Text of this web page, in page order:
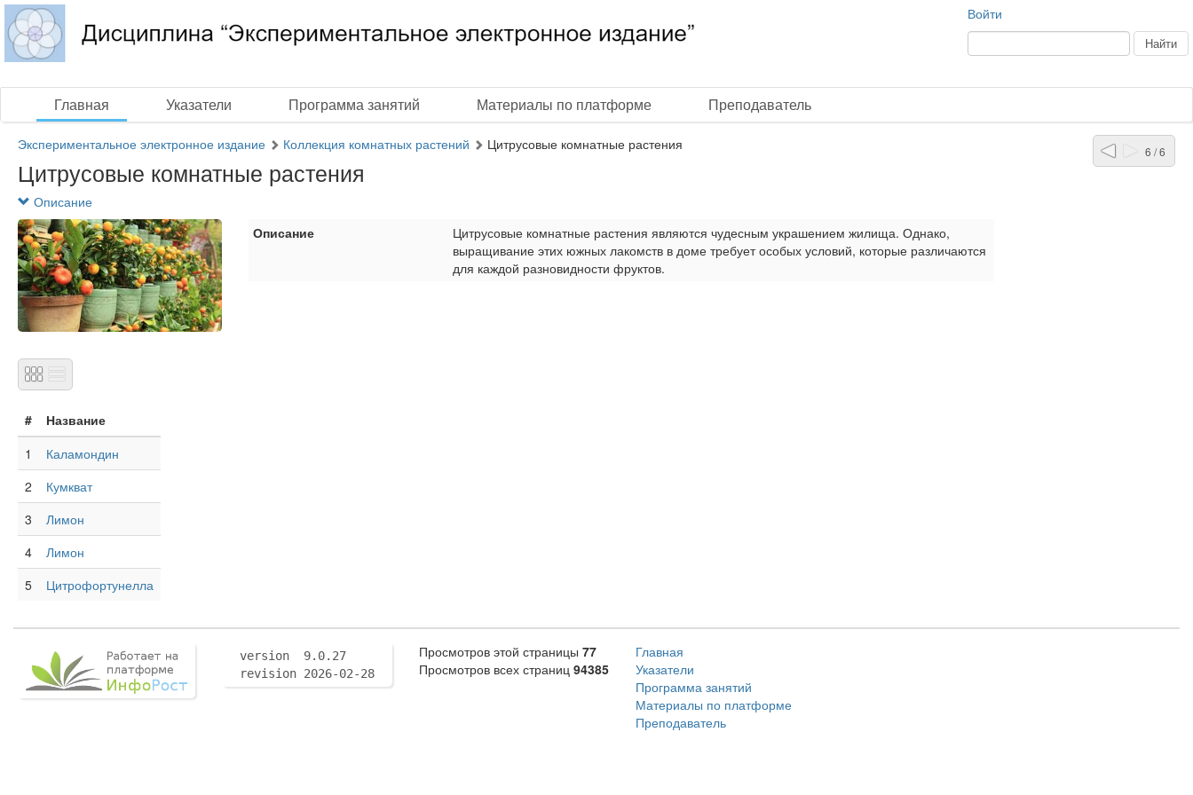
Войти
Главная Указатели Программа занятий Материалы по платформе Преподаватель
6 / 6
Экспериментальное электронное издание Коллекция комнатных растений Цитрусовые комнатные растения
Цитрусовые комнатные растения
Описание
Описание
Цитрусовые комнатные растения являются чудесным украшением жилища. Однако,
выращивание этих южных лакомств в доме требует особых условий, которые различаются
для каждой разновидности фруктов.
#
Название
1
Каламондин
2
Кумкват
3
Лимон
4
Лимон
5
Цитрофортунелла
version 9.0.27
revision 2026-02-28
Просмотров этой страницы 77
Просмотров всех страниц 94385
Главная
Указатели
Программа занятий
Материалы по платформе
Преподаватель